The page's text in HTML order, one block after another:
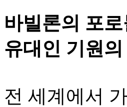
바빌론의 포
유대인 기원
전 세계에서